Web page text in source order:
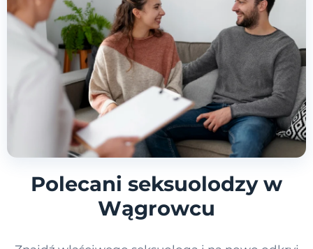
Polecani seksuolodzy w
Wągrowcu